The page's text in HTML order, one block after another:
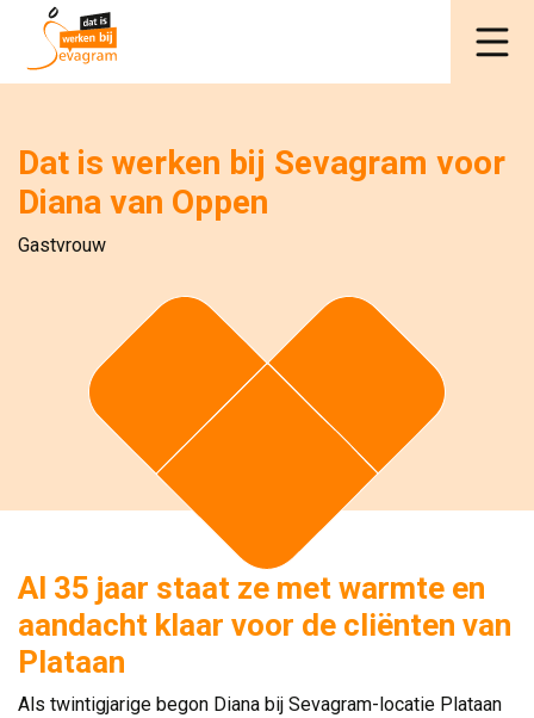
Dat is werken bij Sevagram voor
Diana van Oppen
Gastvrouw
Al 35 jaar staat ze met warmte en
aandacht klaar voor de cliënten van
Plataan
Als twintigjarige begon Diana bij Sevagram-locatie Plataan